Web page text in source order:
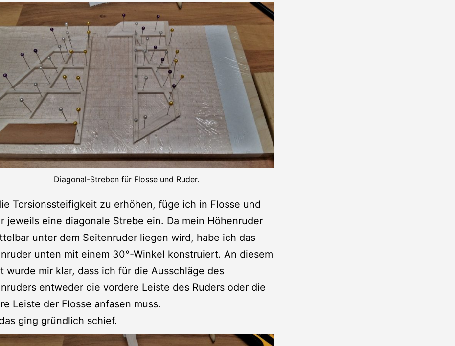
Diagonal-Streben für Flosse und Ruder.
Torsionssteifigkeit zu erhöhen, füge ich in Flosse und
jeweils eine diagonale Strebe ein. Da mein Höhenruder
unter dem Seitenruder liegen wird, habe ich das
unten mit einem 30°-Winkel konstruiert. An diesem
wurde mir klar, dass ich für die Ausschläge des
entweder die vordere Leiste des Ruders oder die
Leiste der Flosse anfasen muss.
ging gründlich schief.